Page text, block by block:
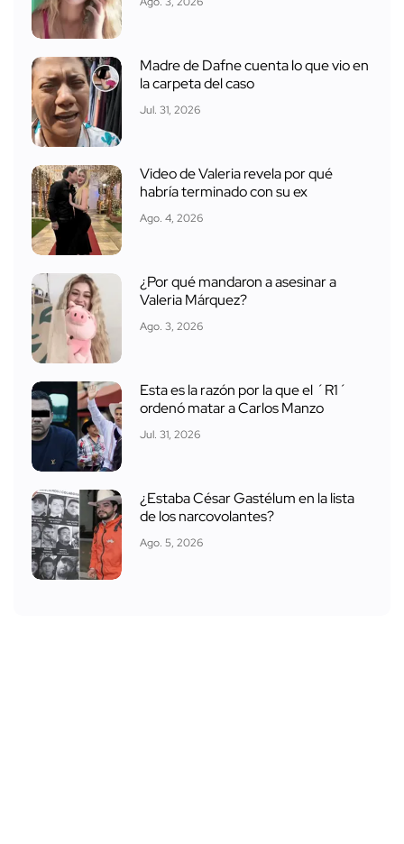
Madre de Dafne cuenta lo que vio en
la carpeta del caso
Jul. 31, 2026
Video de Valeria revela por qué
habría terminado con su ex
Ago. 4, 2026
¿Por qué mandaron a asesinar a
Valeria Márquez?
Ago. 3, 2026
Esta es la razón por la que el ´R1´
ordenó matar a Carlos Manzo
Jul. 31, 2026
¿Estaba César Gastélum en la lista
de los narcovolantes?
Ago. 5, 2026